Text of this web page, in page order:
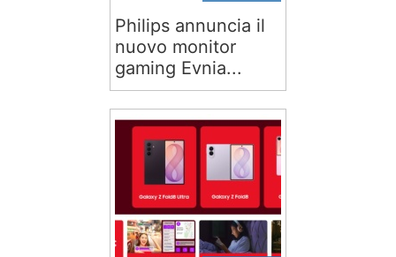
Philips annuncia il
nuovo monitor
gaming Evnia...